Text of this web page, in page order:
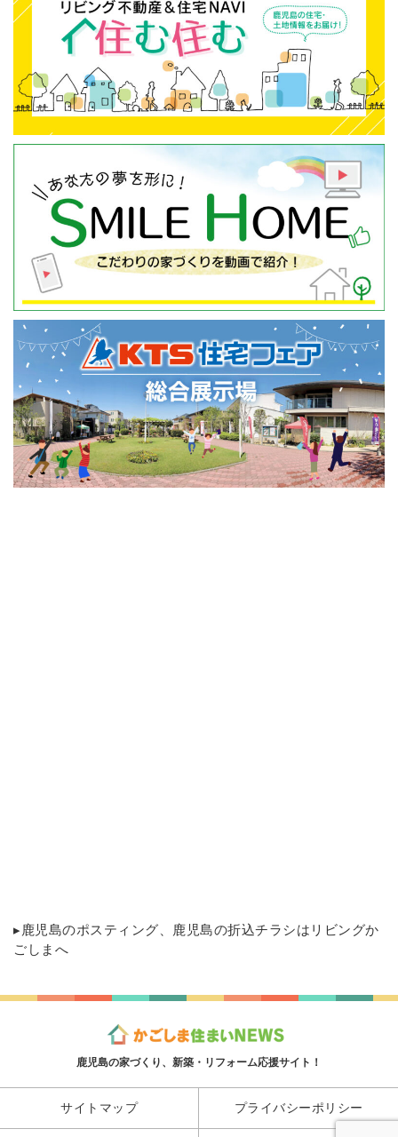
▸ 鹿児島のポスティング 、鹿児島の折込チラシはリビングか
ごしまへ
鹿児島の家づくり、新築・リフォーム応援サイト！
サイトマップ プライバシーポリシー